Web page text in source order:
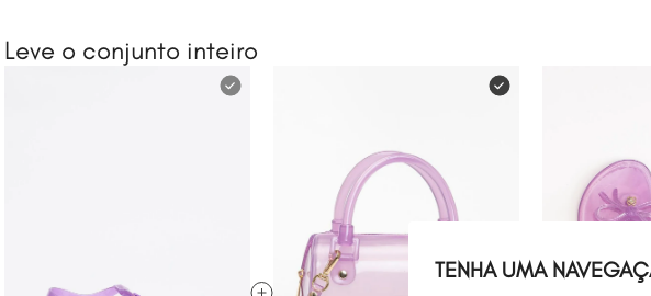
TENHA UMA
Leve o conjunto inteiro